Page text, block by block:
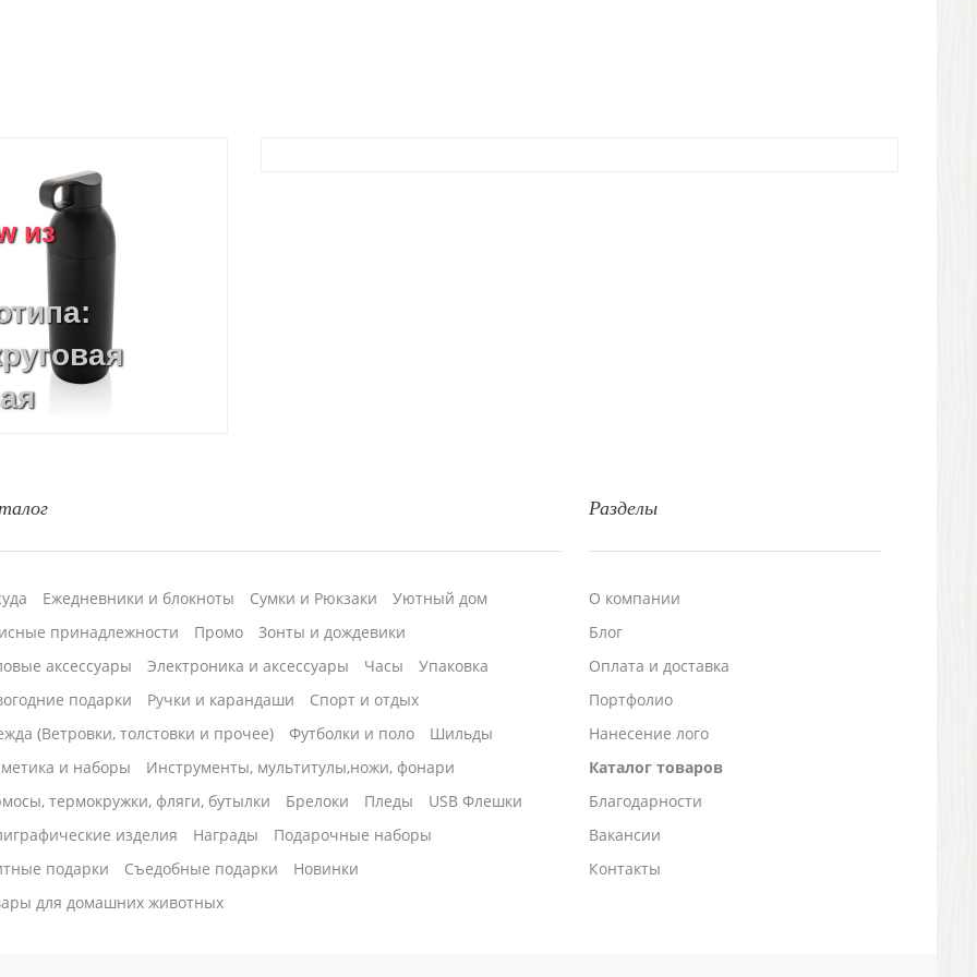
из
Разделы
О компании
Блог
Оплата и доставка
Портфолио
Нанесение лого
Каталог товаров
Благодарности
Вакансии
Контакты
Ежедневники и блокноты Сумки и Рюкзаки
Уютный дом
принадлежности
Промо
Зонты и дождевики
аксессуары
Электроника и аксессуары Часы
Упаковка
подарки
Ручки и карандаши
Спорт и отдых
(Ветровки, толстовки и прочее)
Футболки и поло
Шильды
и наборы
Инструменты, мультитулы,ножи, фонари
термокружки, фляги, бутылки
Брелоки Пледы
USB Флешки
изделия
Награды
Подарочные наборы
подарки
Cъедобные подарки
Новинки
для домашних животных